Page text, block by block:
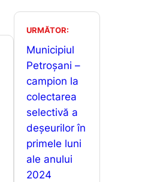
s
A
p
p
s
e
n
g
er
URMĂTOR:
Municipiul
Petroșani –
campion la
colectarea
selectivă a
deșeurilor în
primele luni
ale anului
2024